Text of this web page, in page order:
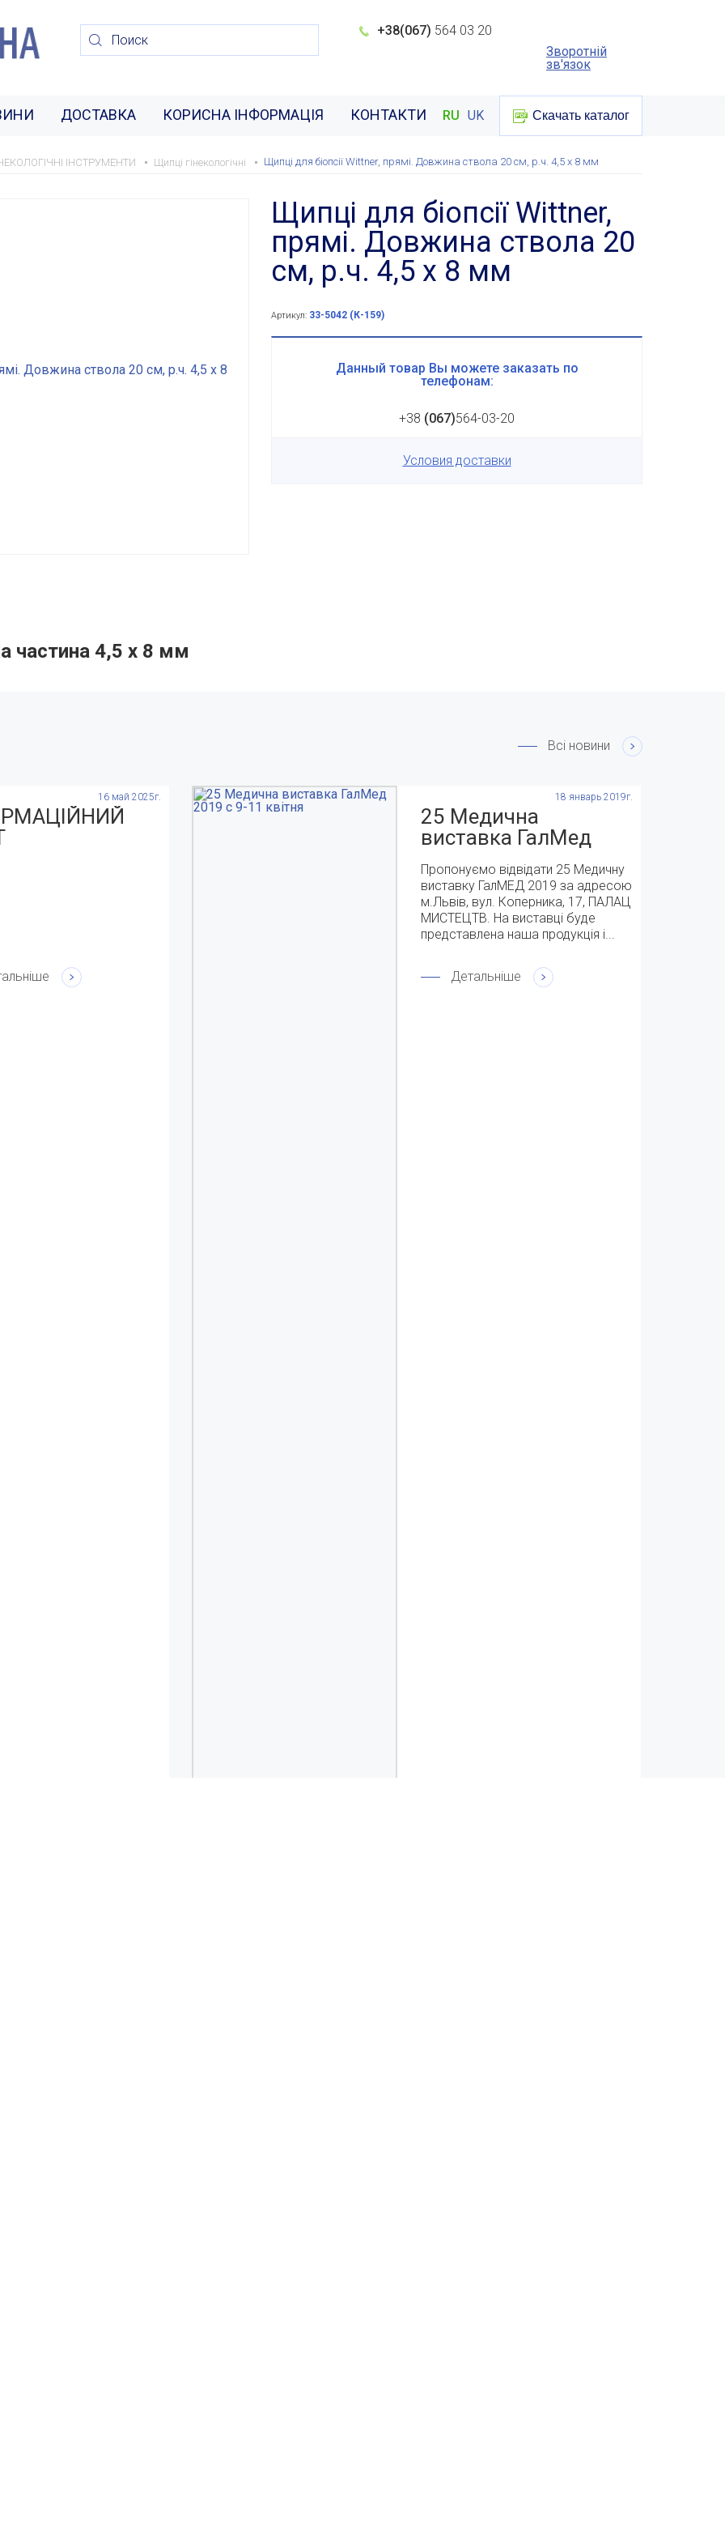
+38(067) 564 03 20
Зворотній
зв'язок
ДОСТАВКА КОРИСНА ІНФОРМАЦІЯ КОНТАКТИ RU UK Скачать каталог
ІНСТРУМЕНТИ Щипці гінекологічні Щипці для біопсії Wittner, прямі. Довжина ствола 20 см, р.ч. 4,5 х 8 мм
Щипці для біопсії Wittner,
прямі. Довжина ствола 20
см, р.ч. 4,5 х 8 мм
Артикул: 33-5042 (К-159)
Данный товар Вы можете заказать по
телефонам:
+38 (067)564-03-20
Условия доставки
частина 4,5 х 8 мм
Всі новини
16 май 2025г. 18 январь 2019г.
25 Медична
виставка ГалМед
2019 с 9-11 квітня
Пропонуємо відвідати 25 Медичну
виставку ГалМЕД 2019 за адресою
м.Львів, вул. Коперника, 17, ПАЛАЦ
МИСТЕЦТВ. На виставці буде
представлена наша продукція і...
Детальніше